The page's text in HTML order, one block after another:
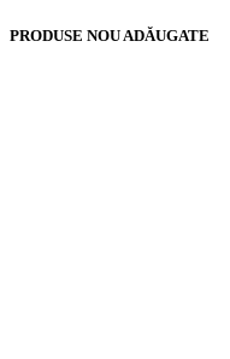
PRODUSE NOU ADĂUGATE